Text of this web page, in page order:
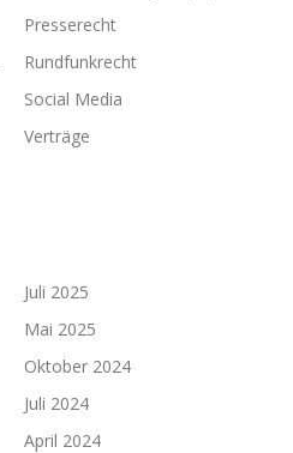
Presserecht
Rundfunkrecht
Social Media
Verträge
Juli 2025
Mai 2025
Oktober 2024
Juli 2024
April 2024